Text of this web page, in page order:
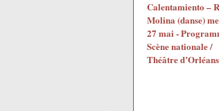
Calentamiento –
Molina (danse)
27 mai -
Scène nationale /
Théâtre d’Orléans